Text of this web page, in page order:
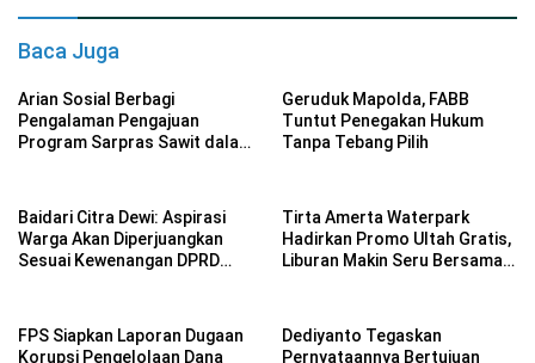
Baca Juga
Arian Sosial Berbagi
Pengalaman Pengajuan
Program Sarpras Sawit dalam
Geruduk Mapolda, FABB
Tuntut Penegakan Hukum
Tanpa Tebang Pilih
Baidari Citra Dewi: Aspirasi
Warga Akan Diperjuangkan
Sesuai Kewenangan DPRD
Tirta Amerta Waterpark
Hadirkan Promo Ultah Gratis,
Liburan Makin Seru Bersama
FPS Siapkan Laporan Dugaan
Korupsi Pengelolaan Dana
Dediyanto Tegaskan
Pernyataannya Bertujuan